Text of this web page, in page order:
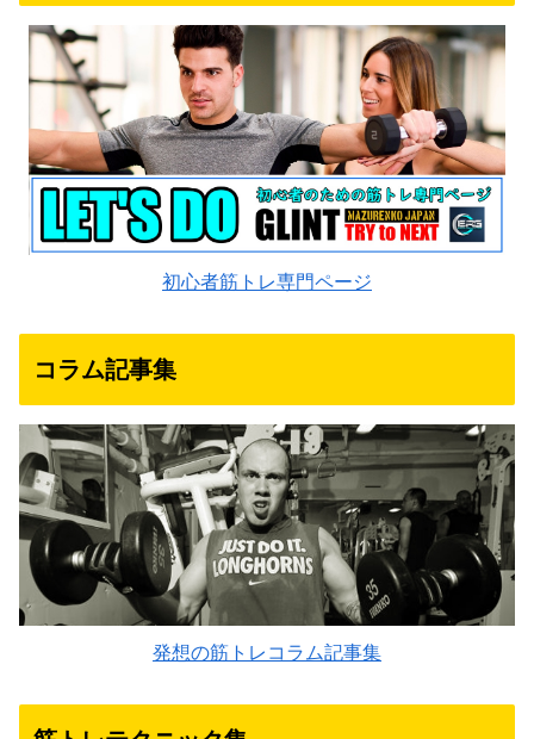
初心者筋トレ専門ページ
コラム記事集
発想の筋トレコラム記事集